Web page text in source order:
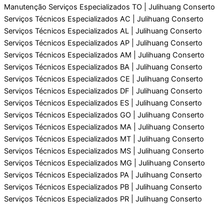
Manutenção Serviços Especializados TO | Julihuang Conserto
Serviços Técnicos Especializados AC | Julihuang Conserto
Serviços Técnicos Especializados AL | Julihuang Conserto
Serviços Técnicos Especializados AP | Julihuang Conserto
Serviços Técnicos Especializados AM | Julihuang Conserto
Serviços Técnicos Especializados BA | Julihuang Conserto
Serviços Técnicos Especializados CE | Julihuang Conserto
Serviços Técnicos Especializados DF | Julihuang Conserto
Serviços Técnicos Especializados ES | Julihuang Conserto
Serviços Técnicos Especializados GO | Julihuang Conserto
Serviços Técnicos Especializados MA | Julihuang Conserto
Serviços Técnicos Especializados MT | Julihuang Conserto
Serviços Técnicos Especializados MS | Julihuang Conserto
Serviços Técnicos Especializados MG | Julihuang Conserto
Serviços Técnicos Especializados PA | Julihuang Conserto
Serviços Técnicos Especializados PB | Julihuang Conserto
Serviços Técnicos Especializados PR | Julihuang Conserto